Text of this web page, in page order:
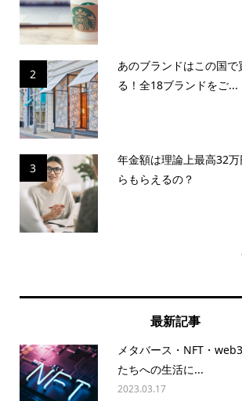
2
あのブランドはこの国で
る！全18ブランドをご...
3
年金額は理論上最高32
らもらえるの？
最新記事
メタバース・NFT・
たちへの生活に...
2023.03.17